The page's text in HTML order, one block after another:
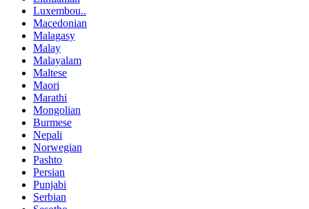
Luxembou..
Macedonian
Malagasy
Malay
Malayalam
Maltese
Maori
Marathi
Mongolian
Burmese
Nepali
Norwegian
Pashto
Persian
Punjabi
Serbian